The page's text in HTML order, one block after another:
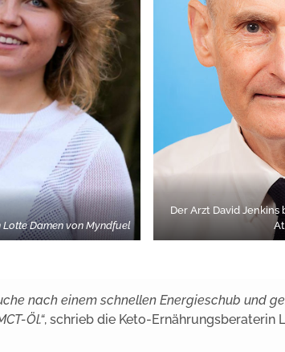
Damen von Myndfuel
Der Arzt David Jenkins
nach einem schnellen Energieschub und
Öl.“, schrieb die Keto-Ernährungsberaterin